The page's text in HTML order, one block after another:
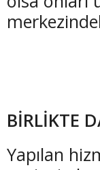
BİRLİKTE
Yapılan